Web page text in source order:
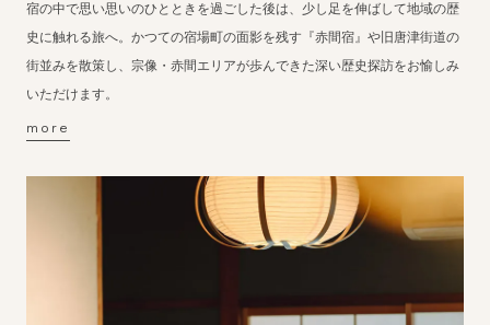
宿の中で思い思いのひとときを過ごした後は、少し足を伸ばして地域の歴
史に触れる旅へ。かつての宿場町の面影を残す『赤間宿』や旧唐津街道の
街並みを散策し、宗像・赤間エリアが歩んできた深い歴史探訪をお愉しみ
いただけます。
more